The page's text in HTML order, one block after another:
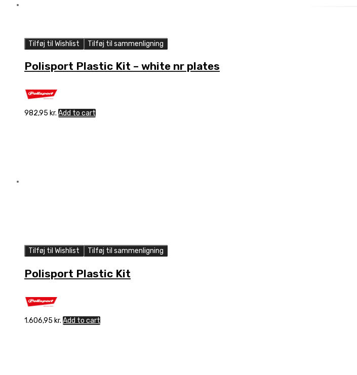
Tilføj til Wishlist Tilføj til sammenligning
Polisport Plastic Kit – white nr plates
982,95 kr. Add to cart
Tilføj til Wishlist Tilføj til sammenligning
Polisport Plastic Kit
1.606,95 kr. Add to cart